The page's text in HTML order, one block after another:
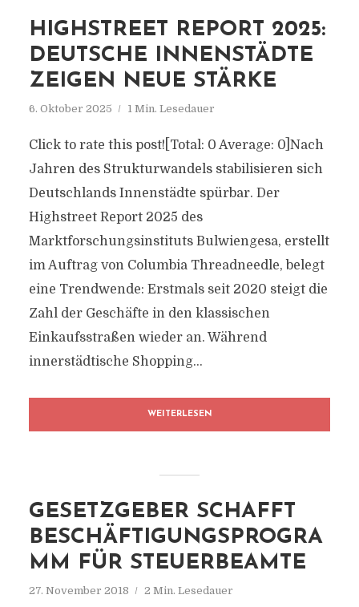
HIGHSTREET REPORT 2025:
DEUTSCHE INNENSTÄDTE
ZEIGEN NEUE STÄRKE
6. Oktober 2025 1 Min. Lesedauer
Click to rate this post![Total: 0 Average: 0]Nach
Jahren des Strukturwandels stabilisieren sich
Deutschlands Innenstädte spürbar. Der
Highstreet Report 2025 des
Marktforschungsinstituts Bulwiengesa, erstellt
im Auftrag von Columbia Threadneedle, belegt
eine Trendwende: Erstmals seit 2020 steigt die
Zahl der Geschäfte in den klassischen
Einkaufsstraßen wieder an. Während
innerstädtische Shopping...
WEITERLESEN
GESETZGEBER SCHAFFT
BESCHÄFTIGUNGSPROGRA
MM FÜR STEUERBEAMTE
27. November 2018 2 Min. Lesedauer